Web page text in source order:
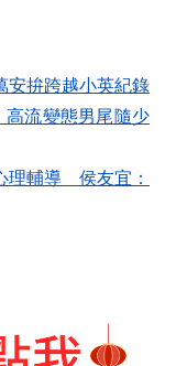
拚跨越小英紀錄
流變態男尾隨少
理輔導 侯友宜：